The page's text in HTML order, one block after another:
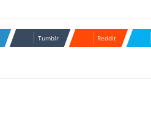
Tumblr Reddit